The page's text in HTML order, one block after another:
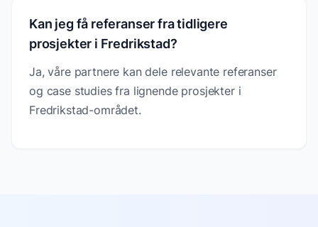
Kan jeg få referanser fra tidligere
prosjekter i Fredrikstad?
Ja, våre partnere kan dele relevante referanser
og case studies fra lignende prosjekter i
Fredrikstad-området.